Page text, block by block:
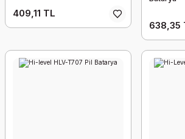
409,11 TL
638,35